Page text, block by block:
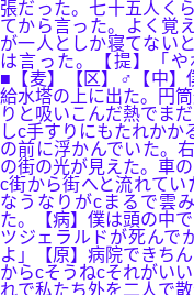
張だった。七十五人く
てから言った。よく覚
が一人としか寝てない
は言った。【提】「や
■【麦】【区】♂【中】
給水塔の上に出た。円
りと吸いこんだ熱でま
しc手すりにもたれかか
の前に浮かんでいた。
の街の光が見えた。車
c街から街へと流れて
なうなりがcまるで雲
た。【病】僕は頭の中
ツジェラルドが死んで
よ」【原】病院できち
からcそうねcそれがい
れで私たち外を二人で